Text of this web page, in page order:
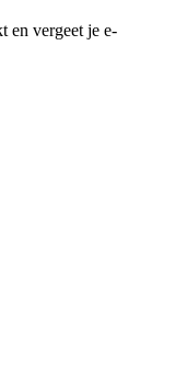
en vergeet je e-